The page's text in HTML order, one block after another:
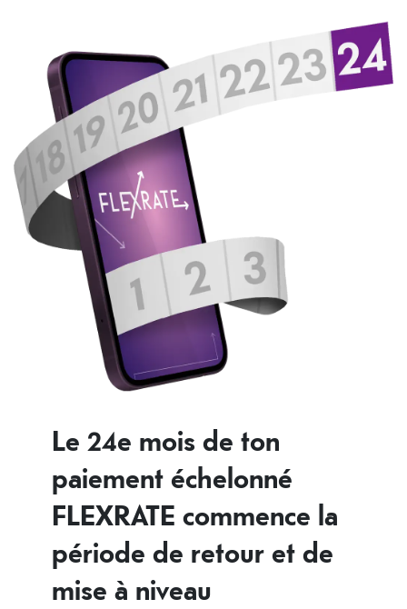
Le 24e mois de ton
paiement échelonné
FLEXRATE commence la
période de retour et de
mise à niveau